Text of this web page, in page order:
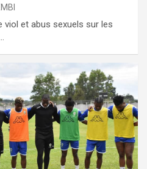
et abus sexuels sur les